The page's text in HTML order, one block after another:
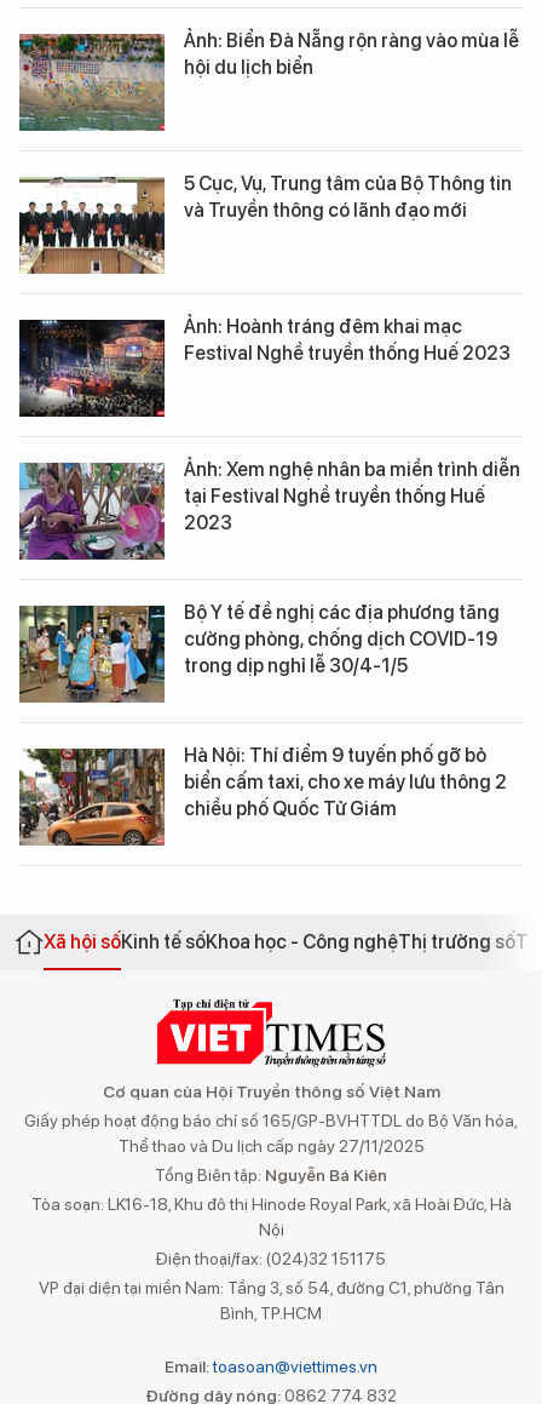
Ảnh: Biển Đà Nẵng rộn ràng vào mùa lễ
hội du lịch biển
5 Cục, Vụ, Trung tâm của Bộ Thông tin
và Truyền thông có lãnh đạo mới
Ảnh: Hoành tráng đêm khai mạc
Festival Nghề truyền thống Huế 2023
Ảnh: Xem nghệ nhân ba miền trình diễn
tại Festival Nghề truyền thống Huế
2023
Bộ Y tế đề nghị các địa phương tăng
cường phòng, chống dịch COVID-19
trong dịp nghỉ lễ 30/4-1/5
Hà Nội: Thí điểm 9 tuyến phố gỡ bỏ
biển cấm taxi, cho xe máy lưu thông 2
chiều phố Quốc Tử Giám
Xã hội sốKinh tế sốKhoa học - Công nghệThị trường số
Cơ quan của Hội Truyền thông số Việt Nam
Giấy phép hoạt động báo chí số 165/GP-BVHTTDL do Bộ Văn hóa,
Thể thao và Du lịch cấp ngày 27/11/2025
Tổng Biên tập: Nguyễn Bá Kiên
Tòa soạn: LK16-18, Khu đô thị Hinode Royal Park, xã Hoài Đức, Hà
Nội
Điện thoại/fax: (024)32 151175
VP đại diện tại miền Nam: Tầng 3, số 54, đường C1, phường Tân
Bình, TP.HCM
Email:toasoan@viettimes.vn
Đường dây nóng: 0862 774 832